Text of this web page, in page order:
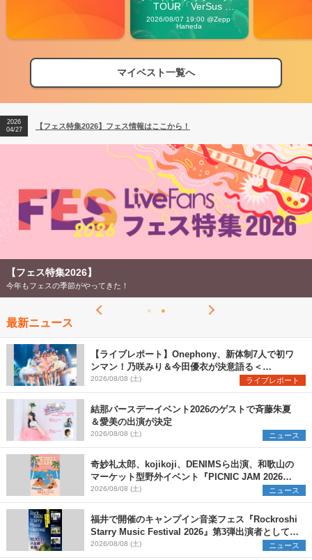
TOUR「VerSus
Carnival」
2026/08/07 19:00 @Zepp
Haneda
マイベスト一覧へ
【フェス特集2026】フェス情報はここから！
【ライブ動員ランキング】2026年上半期編発表！
2026
04/27
【フェス特集2026】フェス情報はここから！
2026
【ライブ動員ランキング】2026年上半期編発表！
【フェス特集2026】
今年もフェスの季節がやってきた！
最新ニュース
【ライブレポート】Onephony、新体制7人で初ワ
ンマン！乃咲みり＆今田優衣が決意語る＜
Onephony新体制1st Oneman Live はじまりの夏
＞
2026/08/08 (土) ライブレポート
結那バースデーイベント2026のゲストで斉藤朱夏
＆愛美の出演が決定
2026/08/08 (土) ニュース
奇妙礼太郎、kojikoji、DENIMSら出演、和歌山の
マーケット型野外イベント『PICNIC JAM 2026』
早割チケット発売開始
2026/08/08 (土) ニュース
福井で開催のキャンプイン音楽フェス『Rockroshi
Starry Music Festival 2026』第3弾出演者として
SCOOBIE DO、かりゆし58、Reiを発表
2026/08/08 (土) ニュース